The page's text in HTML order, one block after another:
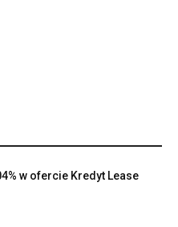
w ofercie Kredyt Lease